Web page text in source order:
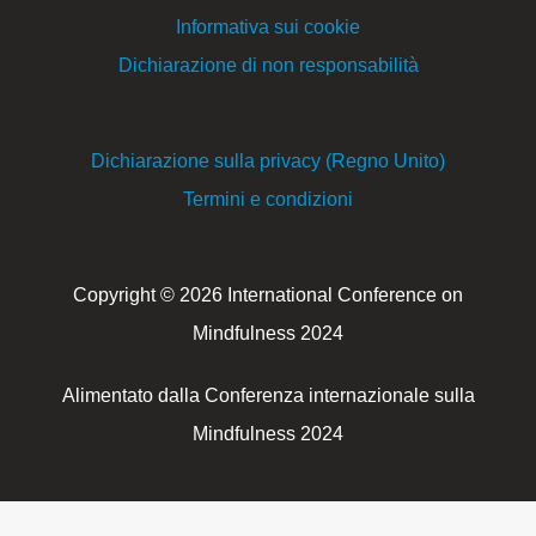
Informativa sui cookie
Dichiarazione di non responsabilità
Dichiarazione sulla privacy (Regno Unito)
Termini e condizioni
Copyright © 2026 International Conference on
Mindfulness 2024
Alimentato dalla Conferenza internazionale sulla
Mindfulness 2024